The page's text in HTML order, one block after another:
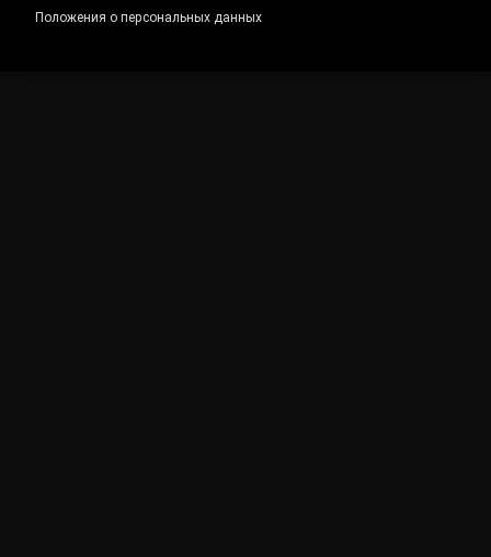
Положения о персональных данных